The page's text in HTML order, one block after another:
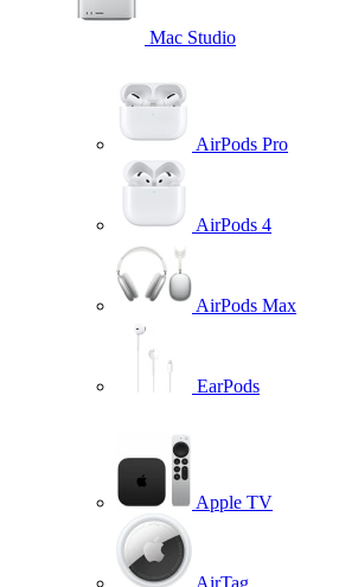
Mac Studio
AirPods Pro
AirPods 4
AirPods Max
EarPods
Apple TV